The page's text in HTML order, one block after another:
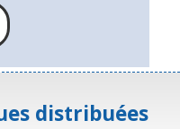
distribuées